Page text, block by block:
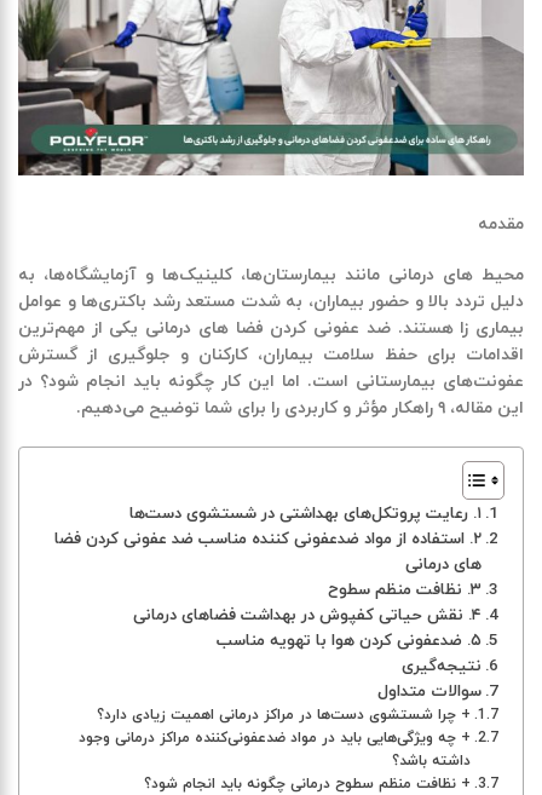
مقدمه
محیط‌ های درمانی مانند بیمارستان‌ها، کلینیک‌ها و آزمایشگاه‌ها، به
دلیل تردد بالا و حضور بیماران، به شدت مستعد رشد باکتری‌ها و عوامل
بیماری‌ زا هستند. ضد عفونی کردن فضا های درمانی یکی از مهم‌ترین
اقدامات برای حفظ سلامت بیماران، کارکنان و جلوگیری از گسترش
عفونت‌های بیمارستانی است. اما این کار چگونه باید انجام شود؟ در
این مقاله، ۹ راهکار مؤثر و کاربردی را برای شما توضیح می‌دهیم.
۱. رعایت پروتکل‌های بهداشتی در شستشوی دست‌ها
۲. استفاده از مواد ضدعفونی ‌کننده مناسب ضد عفونی کردن فضا
های درمانی
۳. نظافت منظم سطوح
۴. نقش حیاتی کفپوش در بهداشت فضاهای درمانی
۵. ضدعفونی کردن هوا با تهویه مناسب
نتیجه‌گیری
سوالات متداول
+ چرا شستشوی دست‌ها در مراکز درمانی اهمیت زیادی دارد؟
+ چه ویژگی‌هایی باید در مواد ضدعفونی‌کننده مراکز درمانی وجود
داشته باشد؟
+ نظافت منظم سطوح درمانی چگونه باید انجام شود؟